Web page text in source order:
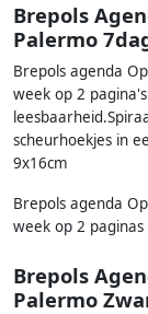
Brepols
Palermo
Brepols agenda
week op 2
scheurhoekjes in
9x16cm
Brepols agenda
week op 2
Brepols
Palermo